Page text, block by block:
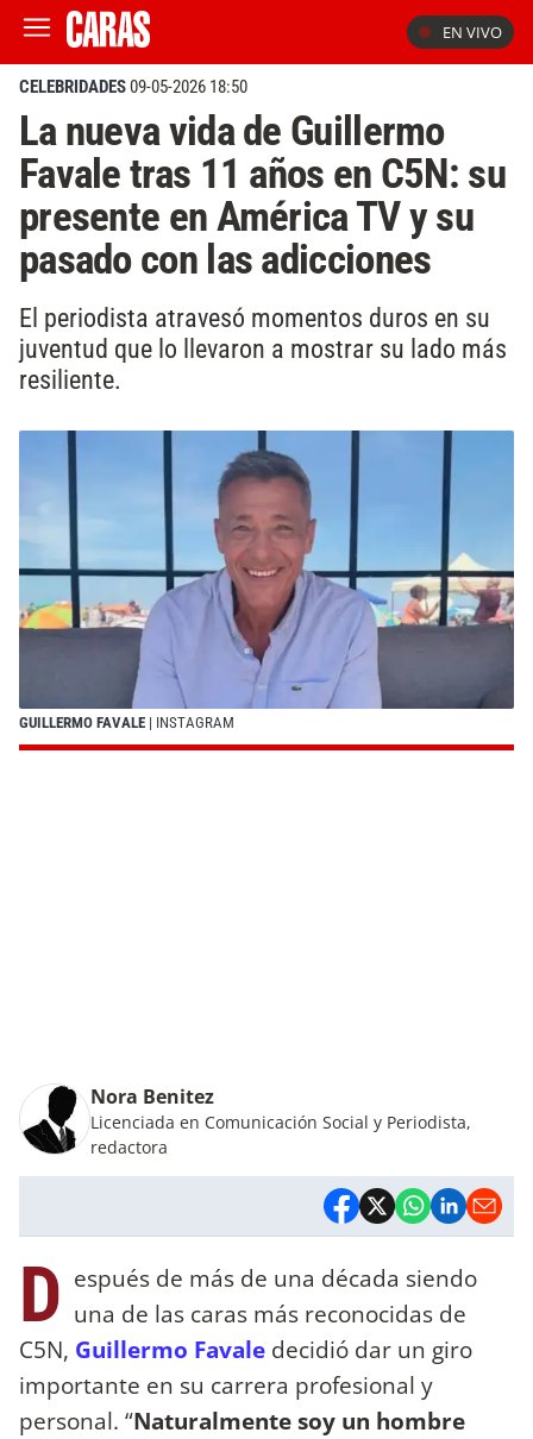
EN VIVO
CELEBRIDADES09-05-2026 18:50
La nueva vida de Guillermo
Favale tras 11 años en C5N: su
presente en América TV y su
pasado con las adicciones
El periodista atravesó momentos duros en su
juventud que lo llevaron a mostrar su lado más
resiliente.
GUILLERMO FAVALE | INSTAGRAM
Nora Benitez
Licenciada en Comunicación Social y Periodista,
redactora
D espués de más de una década siendo
una de las caras más reconocidas de
C5N, Guillermo Favale decidió dar un giro
importante en su carrera profesional y
personal. “Naturalmente soy un hombre